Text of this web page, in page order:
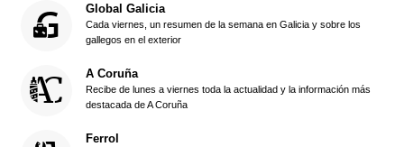
Global Galicia
Cada viernes, un resumen de la semana en Galicia y sobre los
gallegos en el exterior
A Coruña
Recibe de lunes a viernes toda la actualidad y la información más
destacada de A Coruña
Ferrol